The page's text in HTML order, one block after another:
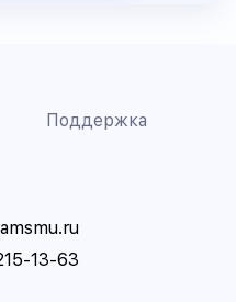
Поддержка
13-63